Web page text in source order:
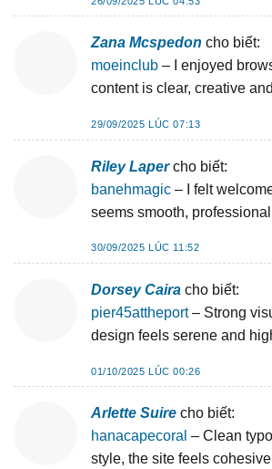
Zana Mcspedon cho biết:
moeinclub – I enjoyed
content is clear, creative
29/09/2025 LÚC 07:13
Riley Laper cho biết:
banehmagic – I felt
seems smooth,
30/09/2025 LÚC 11:52
Dorsey Caira cho biết:
pier45attheport– Strong
design feels serene and
01/10/2025 LÚC 00:26
Arlette Suire cho biết:
hanacapecoral – Clean
style, the site feels